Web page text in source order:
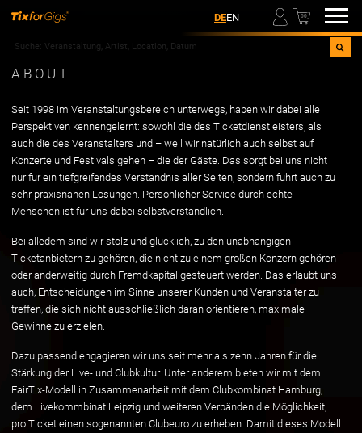
DEEN 00
ABOUT
Seit 1998 im Veranstaltungsbereich unterwegs, haben wir dabei alle
Perspektiven kennengelernt: sowohl die des Ticketdienstleisters, als
auch die des Veranstalters und – weil wir natürlich auch selbst auf
Konzerte und Festivals gehen – die der Gäste. Das sorgt bei uns nicht
nur für ein tiefgreifendes Verständnis aller Seiten, sondern führt auch zu
sehr praxisnahen Lösungen. Persönlicher Service durch echte
Menschen ist für uns dabei selbstverständlich.
Bei alledem sind wir stolz und glücklich, zu den unabhängigen
Ticketanbietern zu gehören, die nicht zu einem großen Konzern gehören
oder anderweitig durch Fremdkapital gesteuert werden. Das erlaubt uns
auch, Entscheidungen im Sinne unserer Kunden und Veranstalter zu
treffen, die sich nicht ausschließlich daran orientieren, maximale
Gewinne zu erzielen.
Dazu passend engagieren wir uns seit mehr als zehn Jahren für die
Stärkung der Live- und Clubkultur. Unter anderem bieten wir mit dem
FairTix-Modell in Zusammenarbeit mit dem Clubkombinat Hamburg,
dem Livekommbinat Leipzig und weiteren Verbänden die Möglichkeit,
pro Ticket einen sogenannten Clubeuro zu erheben. Damit dieses Modell